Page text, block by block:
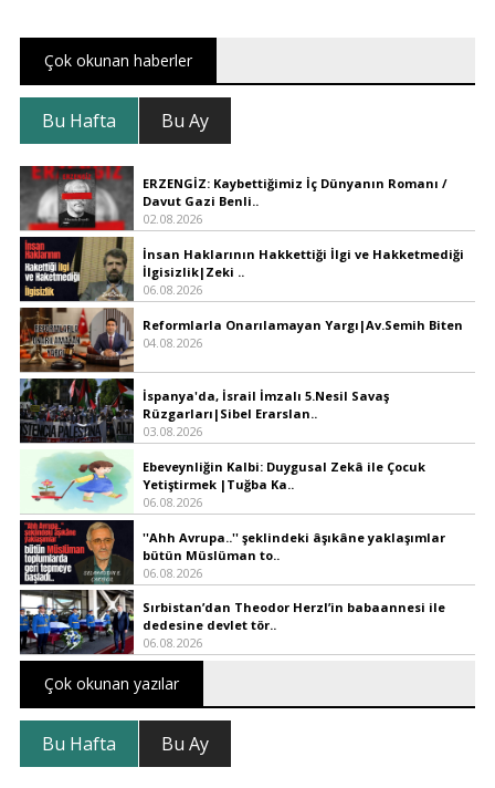
Çok okunan haberler
Bu Hafta Bu Ay
ERZENGİZ: Kaybettiğimiz İç Dünyanın Romanı /
Davut Gazi Benli..
02.08.2026
İnsan Haklarının Hakkettiği İlgi ve Hakketmediği
İlgisizlik|Zeki ..
06.08.2026
Reformlarla Onarılamayan Yargı|Av.Semih Biten
04.08.2026
İspanya'da, İsrail İmzalı 5.Nesil Savaş
Rüzgarları|Sibel Erarslan..
03.08.2026
Ebeveynliğin Kalbi: Duygusal Zekâ ile Çocuk
Yetiştirmek |Tuğba Ka..
06.08.2026
''Ahh Avrupa..'' şeklindeki âşıkâne yaklaşımlar
bütün Müslüman to..
06.08.2026
Sırbistan’dan Theodor Herzl’in babaannesi ile
dedesine devlet tör..
06.08.2026
Çok okunan yazılar
Bu Hafta Bu Ay